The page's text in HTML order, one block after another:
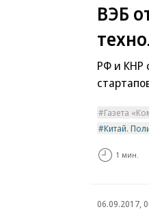
ВЭБ
РФ и КНР
Газета
Китай.
1 мин.
06.09.2017,